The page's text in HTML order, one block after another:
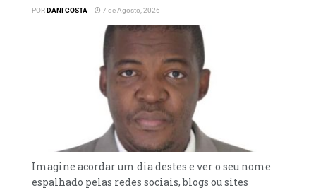
POR DANI COSTA 7 de Agosto, 2026
Imagine acordar um dia destes e ver o seu nome
espalhado pelas redes sociais, blogs ou sites